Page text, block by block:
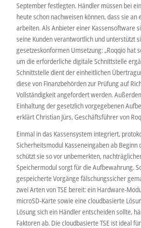
September festlegten. Händler müssen bei
heute schon nachweisen können, dass sie an
arbeiten. Als Anbieter einer Kassensoftware
seine Kunden verantwortlich und unterstützt
gesetzeskonformen Umsetzung: „Roqqio hat
um die erforderliche digitale Schnittstelle
Schnittstelle dient der einheitlichen
diese von Finanzbehörden zur Prüfung auf
Vollständigkeit angefordert werden.
Einhaltung der gesetzlich vorgegebenen
erklärt Christian Jürs, Geschäftsführer von
Einmal in das Kassensystem integriert,
Sicherheitsmodul Kasseneingaben ab Beginn
schützt sie so vor unbemerkten,
Speichermodul sorgt für die Aufbewahrung.
gespeicherte Vorgänge fälschungssicher
zwei Arten von TSE bereit: ein Hardware-
microSD-Karte sowie eine cloudbasierte
Lösung sich ein Händler entscheiden sollte,
Faktoren ab. Die cloudbasierte TSE ist ideal